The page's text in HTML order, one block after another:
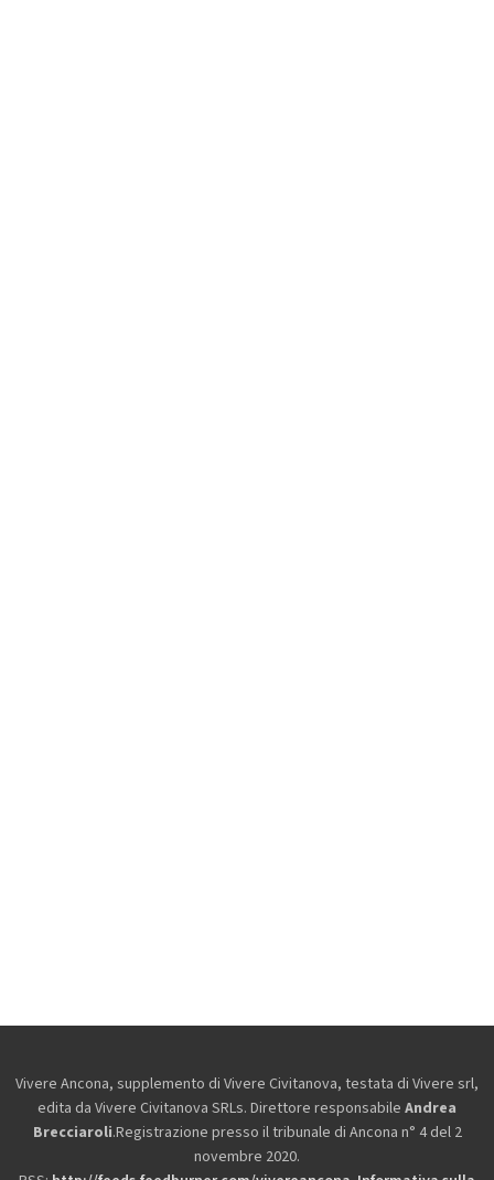
Vivere Ancona, supplemento di Vivere Civitanova, testata di Vivere srl,
edita da Vivere Civitanova SRLs. Direttore responsabile Andrea
Brecciaroli.Registrazione presso il tribunale di Ancona n° 4 del 2
novembre 2020.